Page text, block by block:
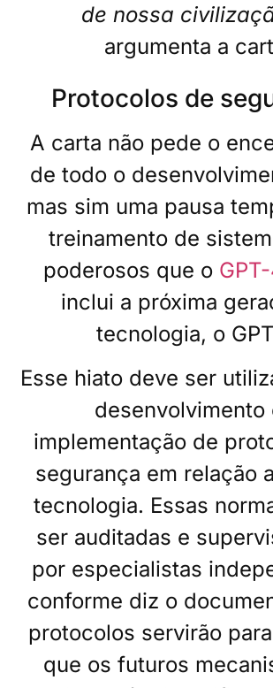
de nossa
argumenta a
Protocolos de
A carta não pede o
de todo o
mas sim uma pausa
treinamento de
poderosos que o
inclui a próxima
tecnologia, o
Esse hiato deve ser
desenvolvimento
implementação de
segurança em relação
tecnologia. Essas
ser auditadas e
por especialistas
conforme diz o
protocolos servirão
que os futuros